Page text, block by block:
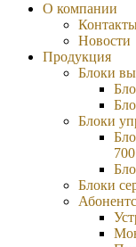
О компании
Новости
Продукция
Блоки
Блоки
700
Блоки